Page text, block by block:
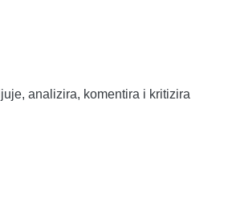
analizira, komentira i kritizira